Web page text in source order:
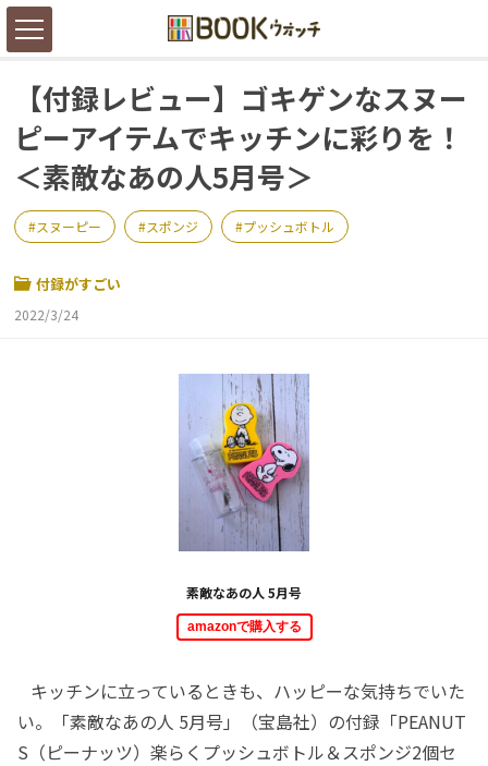
【付録レビュー】ゴキゲンなスヌー
ピーアイテムでキッチンに彩りを！
＜素敵なあの人5月号＞
スヌーピー スポンジ プッシュボトル
付録がすごい
2022/3/24
素敵なあの人 5月号
amazonで購入する
キッチンに立っているときも、ハッピーな気持ちでいた
い。「素敵なあの人 5月号」（宝島社）の付録「PEANUT
S（ピーナッツ）楽らくプッシュボトル＆スポンジ2個セ